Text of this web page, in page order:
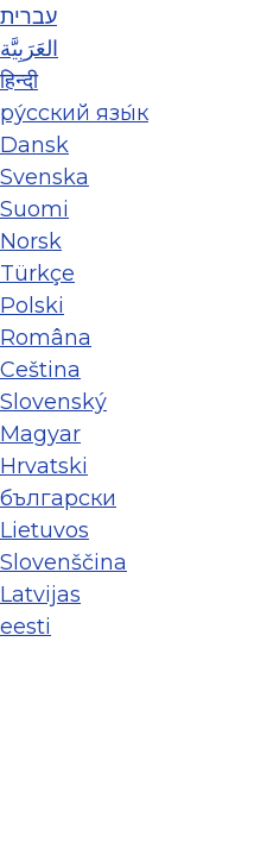
עברית
العَرَبِيَّة
हिन्दी
ру́сский язы́к
Dansk
Svenska
Suomi
Norsk
Türkçe
Polski
Româna
Ceština
Slovenský
Magyar
Hrvatski
български
Lietuvos
Slovenščina
Latvijas
eesti